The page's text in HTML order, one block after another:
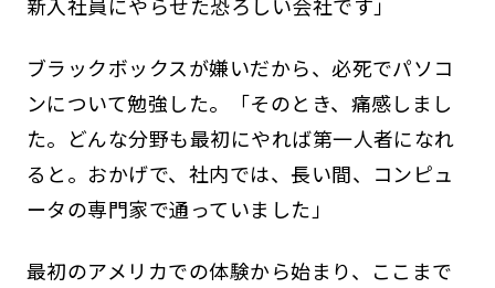
新入社員にやらせた恐ろしい会社です」
ブラックボックスが嫌いだから、必死でパソコ
ンについて勉強した。「そのとき、痛感しまし
た。どんな分野も最初にやれば第一人者になれ
ると。おかげで、社内では、長い間、コンピュ
ータの専門家で通っていました」
最初のアメリカでの体験から始まり、ここまで